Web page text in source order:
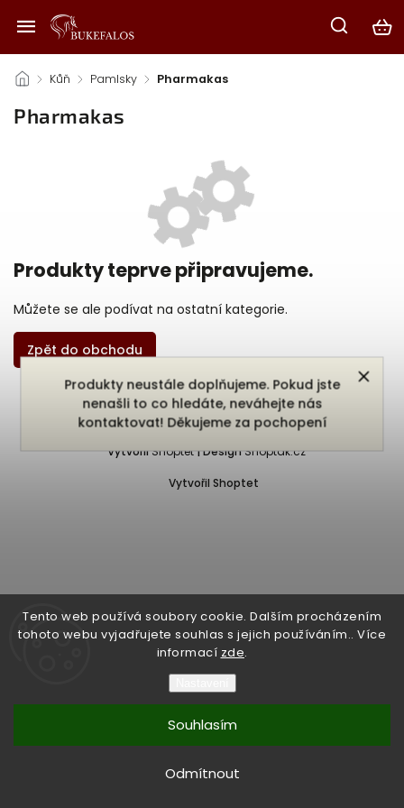
Tento web používá soubory cookie. Dalším procházením
tohoto webu vyjadřujete souhlas s jejich používáním.. Více
informací zde.
Odmítnout
Souhlasím
Produkty neustále doplňujeme. Pokud jste
nenašli to co hledáte, neváhejte nás
kontaktovat! Děkujeme za pochopení
/ Kůň / Pamlsky / Pharmakas
Pharmakas
Produkty teprve připravujeme.
Můžete se ale podívat na ostatní kategorie.
Zpět do obchodu
Vytvořil Shoptet
Copyright 2026Bukefalos. Všechna práva vyhrazena.
Vytvořil Shoptet | Design Shoptak.cz